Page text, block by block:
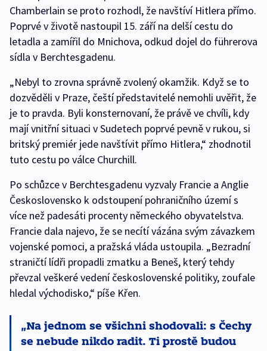
Chamberlain se proto rozhodl, že navštíví Hitlera přímo.
Poprvé v životě nastoupil 15. září na delší cestu do
letadla a zamířil do Mnichova, odkud dojel do führerova
sídla v Berchtesgadenu.
„Nebyl to zrovna správně zvolený okamžik. Když se to
dozvěděli v Praze, čeští představitelé nemohli uvěřit, že
je to pravda. Byli konsternovaní, že právě ve chvíli, kdy
mají vnitřní situaci v Sudetech poprvé pevně v rukou, si
britský premiér jede navštívit přímo Hitlera,“ zhodnotil
tuto cestu po válce Churchill.
Po schůzce v Berchtesgadenu vyzvaly Francie a Anglie
Československo k odstoupení pohraničního území s
více než padesáti procenty německého obyvatelstva.
Francie dala najevo, že se necítí vázána svým závazkem
vojenské pomoci, a pražská vláda ustoupila. „Bezradní
straničtí lídři propadli zmatku a Beneš, který tehdy
převzal veškeré vedení československé politiky, zoufale
hledal východisko,“ píše Křen.
Na jednom se všichni shodovali: s Čechy
se nebude nikdo radit. Ti prostě budou